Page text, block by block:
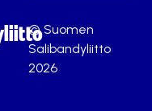
© Suomen
Salibandyliitto
2026